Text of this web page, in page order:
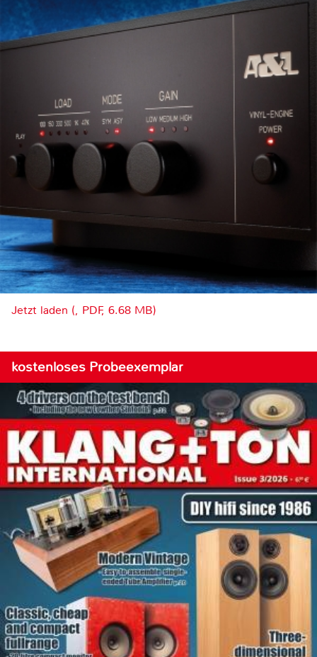
Jetzt laden (, PDF, 6.68 MB)
kostenloses Probeexemplar